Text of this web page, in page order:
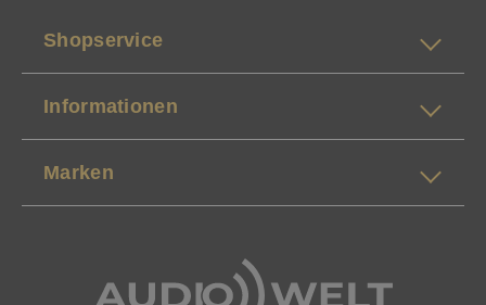
Shopservice
Informationen
Marken